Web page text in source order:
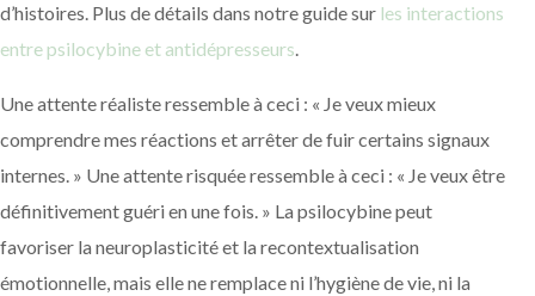
d’histoires. Plus de détails dans notre guide sur les interactions
entre psilocybine et antidépresseurs.
Une attente réaliste ressemble à ceci : « Je veux mieux
comprendre mes réactions et arrêter de fuir certains signaux
internes. » Une attente risquée ressemble à ceci : « Je veux être
définitivement guéri en une fois. » La psilocybine peut
favoriser la neuroplasticité et la recontextualisation
émotionnelle, mais elle ne remplace ni l’hygiène de vie, ni la